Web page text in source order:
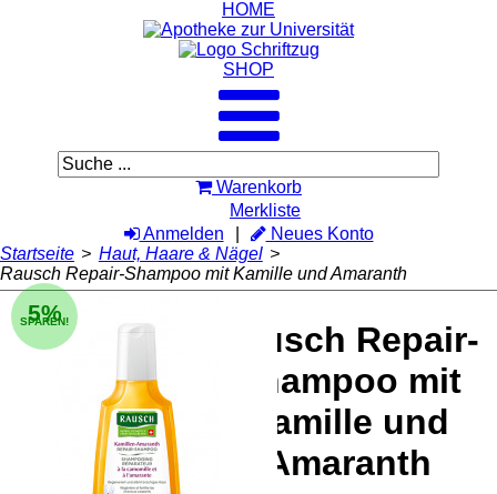
HOME
SHOP
Warenkorb
Merkliste
Anmelden
Neues Konto
Startseite > Haut, Haare & Nägel >
Rausch Repair-Shampoo mit Kamille und Amaranth
Rausch Repair-
Shampoo mit
Kamille und
Amaranth
5%
SPAREN!